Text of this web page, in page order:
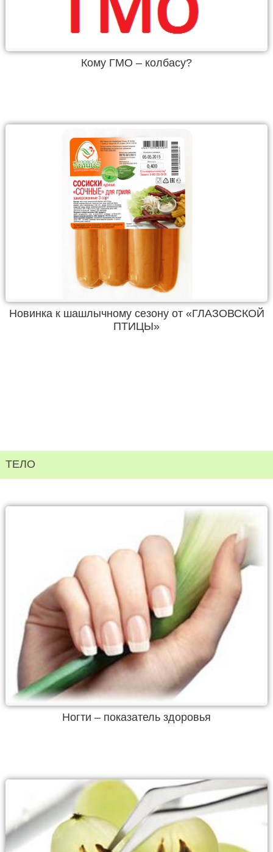
Кому ГМО – колбасу?
Новинка к шашлычному сезону от «ГЛАЗОВСКОЙ
ПТИЦЫ»
ТЕЛО
Ногти – показатель здоровья